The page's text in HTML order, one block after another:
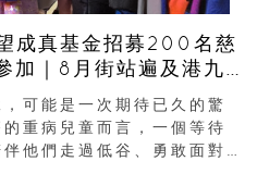
成真基金招募200名慈
加｜8月街站遍及港九
可能是一次期待已久的驚
重病兒童而言，一個等待
他們走過低谷、勇敢面對